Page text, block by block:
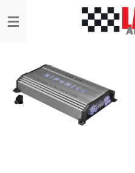
direct
hoofdinhoud